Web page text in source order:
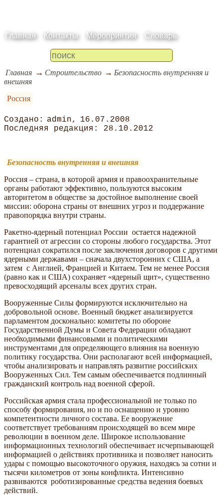
Главная Контакты Мероприятия Словарь
Главная Строительство
Безопасность внутренняя и
внешняя
Россия
admin
16.07.2008
28.10.2012
Безопасность внутренняя и внешняя
Россия – страна, в которой армия и правоохранительные
органы работают эффективно, пользуются высоким
авторитетом в обществе за достойное выполнение своей
миссии: оборона страны от внешних угроз и поддержание
правопорядка внутри страны.
Ракетно-ядерный потенциал России остается надежной
гарантией от агрессии со стороны любого государства. Этот
потенциал сократился после заключения договоров с другими
ядерными державами – сначала двухсторонних с США, а
затем с Англией, Францией и Китаем. Тем не менее Россия
(равно как и США) сохраняет «ядерный щит», существенно
превосходящий арсеналы всех других стран.
Вооруженные Силы формируются исключительно на
добровольной основе. Военный бюджет анализируется
парламентом досконально: комитеты по обороне
Государственной Думы и Совета Федерации обладают
необходимыми финансовыми и политическими
инструментами для определяющего влияния на военную
политику государства. Они располагают всей информацией,
чтобы анализировать и направлять развитие российских
Вооруженных Сил. Тем самым обеспечивается подлинный
гражданский контроль над военной сферой.
Российская армия стала профессиональной не только по
способу формирования, но и по оснащению и уровню
компетентности личного состава. Ее вооружение
соответствует требованиям происходящей во всем мире
революции в военном деле. Широкое использование
информационных технологий обеспечивает исчерпывающей
информацией о действиях противника и позволяет наносить
удары с помощью высокоточного оружия, находясь за сотни и
тысячи километров от зоны конфликта. Интенсивно
развиваются роботизированные средства ведения боевых
действий.